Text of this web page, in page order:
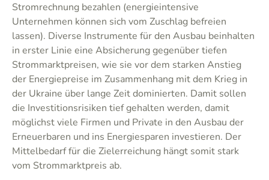
Stromrechnung bezahlen (energieintensive
Unternehmen können sich vom Zuschlag befreien
lassen). Diverse Instrumente für den Ausbau beinhalten
in erster Linie eine Absicherung gegenüber tiefen
Strommarktpreisen, wie sie vor dem starken Anstieg
der Energiepreise im Zusammenhang mit dem Krieg in
der Ukraine über lange Zeit dominierten. Damit sollen
die Investitionsrisiken tief gehalten werden, damit
möglichst viele Firmen und Private in den Ausbau der
Erneuerbaren und ins Energiesparen investieren. Der
Mittelbedarf für die Zielerreichung hängt somit stark
vom Strommarktpreis ab.